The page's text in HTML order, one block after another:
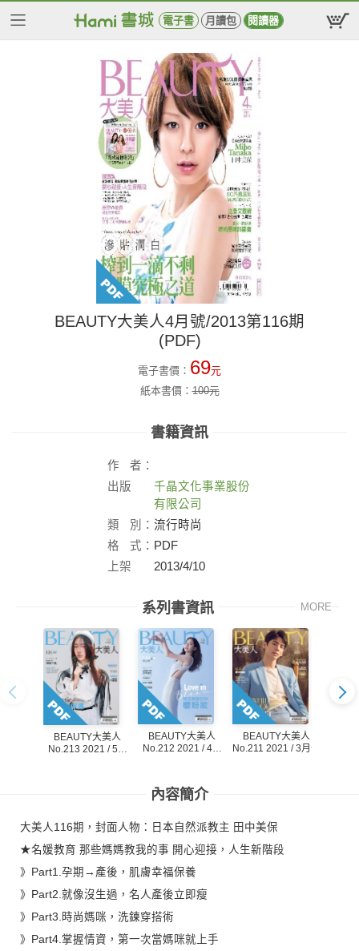
電子書 月讀包 閱讀器
BEAUTY大美人4月號/2013第116期
(PDF)
電子書價： 69元
紙本書價：100元
書籍資訊
作
者：
出版
千晶文化事業股份
有限公司
類
別： 流行時尚
格
式： PDF
上架
2013/4/10
系列書資訊 MORE
BEAUTY大美人
No.213 2021 / 5月
BEAUTY大美人
No.212 2021 / 4月
BEAUTY大美人
No.211 2021 / 3月號
內容簡介
大美人116期，封面人物：日本自然派教主 田中美保
★名媛教育 那些媽媽教我的事 開心迎接，人生新階段
》Part1.孕期→產後，肌膚幸福保養
》Part2.就像沒生過，名人產後立即瘦
》Part3.時尚媽咪，洗鍊穿搭術
》Part4.掌握情資，第一次當媽咪就上手